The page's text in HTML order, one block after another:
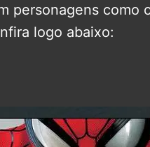
personagens como
logo abaixo: